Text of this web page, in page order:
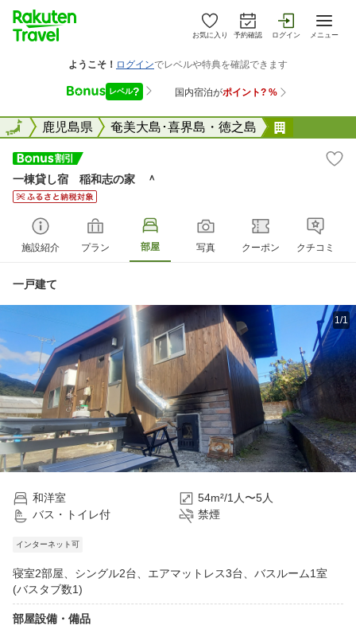
お気に入り 予約確認 ログイン メニュー
全国鹿児島県 奄美大島･喜界島・徳之島
全国
一棟貸し宿 稲和志の家 ＾
施設紹介 プラン 部屋 写真 クーポン クチコミ
一戸建て
1/1
和洋室
54m²/1人〜5人
バス・トイレ付
禁煙
インターネット可
寝室2部屋、シングル2台、エアマットレス3台、バスルーム1室
(バスタブ数1)
部屋設備・備品